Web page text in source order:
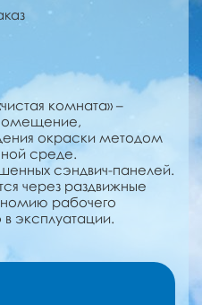
комната» –
окраски методом
среде.
сэндвич-панелей.
через раздвижные
рабочего
эксплуатации.